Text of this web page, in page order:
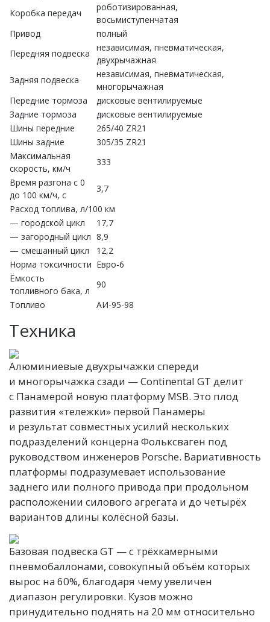
Коробка передач
роботизированная,
восьмиступенчатая
Привод
полный
Передняя подвеска
независимая, пневматическая,
двухрычажная
Задняя подвеска
независимая, пневматическая,
многорычажная
Передние тормоза
дисковые вентилируемые
Задние тормоза
дисковые вентилируемые
Шины передние
265/40 ZR21
Шины задние
305/35 ZR21
Максимальная
скорость, км/ч
333
Время разгона с 0
до 100 км/ч, с
3,7
Расход топлива, л/100 км
— городской цикл
17,7
— загородный цикл 8,9
— смешанный цикл
12,2
Норма токсичности Евро-6
Ёмкость
топливного бака, л
90
Топливо
АИ-95-98
Техника
Алюминиевые двухрычажки спереди
и многорычажка сзади — Continental GT делит
с Панамерой новую платформу MSB. Это плод
развития «тележки» первой Панамеры
и результат совместных усилий нескольких
подразделений концерна Фольксваген под
руководством инженеров Porsche. Вариативность
платформы подразумевает использование
заднего или полного привода при продольном
расположении силового агрегата и до четырёх
вариантов длины колёсной базы.
Базовая подвеска GT — c трёхкамерными
пневмобаллонами, совокупный объём которых
вырос на 60%, благодаря чему увеличен
диапазон регулировки. Кузов можно
принудительно поднять на 20 мм относительно